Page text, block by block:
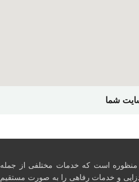
شما
منظوره است که خدمات مختلفی از جمله
و خدمات رفاهی را به صورت مستقیم